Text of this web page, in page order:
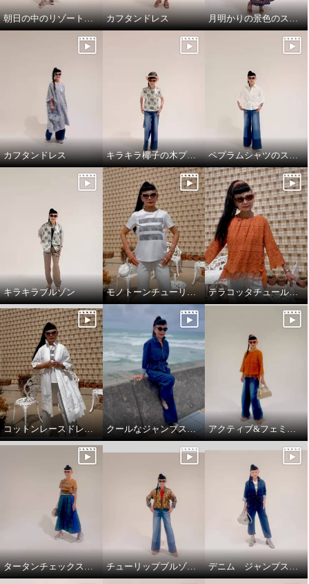
朝日の中のリゾート地の景色のスカートと、ドレスシャツ カフタンドレス 月明かりの景色のスカートで，リラックス!
カフタンドレス キラキラ椰子の木プルオーバーでワクワクスタイリング ペプラムシャツのスタイリング
キラキラブルゾン モノトーンチューリップ柄のTシャツ テラコッタチュールレースプルオーバー。
コットンレースドレスコート クールなジャンプスーツ‼️ アクティブ&フェミニンスタイリング
タータンチェックスカートで、新鮮スタイリング チューリップブルゾンと、ブラストパギーパンツ デニム ジャンプスーツ